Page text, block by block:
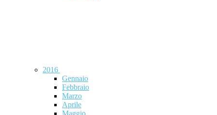
2016
Gennaio
Febbraio
Marzo
Aprile